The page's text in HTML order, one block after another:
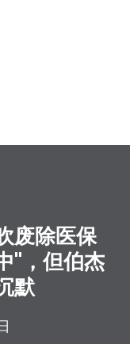
废除医保
"，但伯杰
默